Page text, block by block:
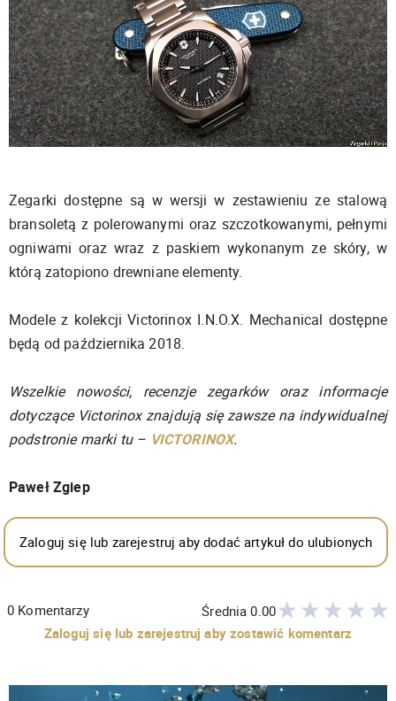
Zegarki dostępne są w wersji w zestawieniu ze stalową
bransoletą z polerowanymi oraz szczotkowanymi, pełnymi
ogniwami oraz wraz z paskiem wykonanym ze skóry, w
którą zatopiono drewniane elementy.
Modele z kolekcji Victorinox I.N.O.X. Mechanical dostępne
będą od października 2018.
Wszelkie nowości, recenzje zegarków oraz informacje
dotyczące Victorinox znajdują się zawsze na indywidualnej
podstronie marki tu – VICTORINOX.
Paweł Zgiep
Zaloguj się lub zarejestruj aby dodać artykuł do ulubionych
0 Komentarzy Średnia0.00
Zaloguj się lub zarejestruj aby zostawić komentarz